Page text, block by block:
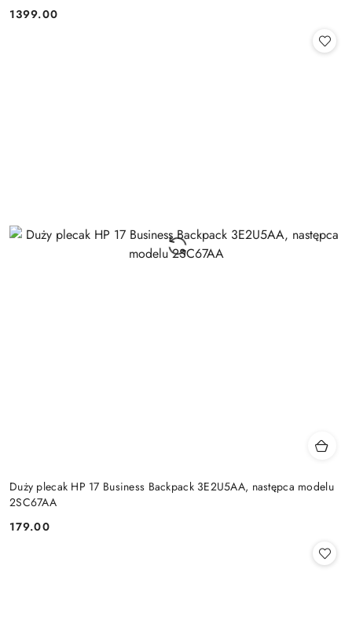
Cena:
1399.00
Duży plecak HP 17 Business Backpack 3E2U5AA, następca modelu
2SC67AA
Cena:
179.00